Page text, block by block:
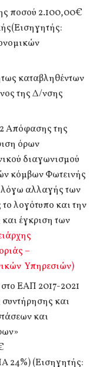
ποσού 2.100,00€
καταβληθέντων
της Δ/νσης
Απόφασης της
όρων
διαγωνισμού
κόμβων Φωτεινής
αλλαγής των
λογότυπο και την
έγκριση των
–
Υπηρεσιών)
ΕΑΠ 2017-2021
συντήρησης και
και
24%) (Εισηγητής: